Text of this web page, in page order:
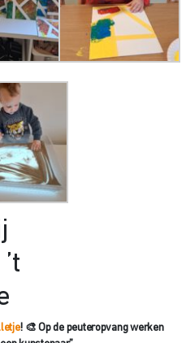
! 🎨 Op de peuteropvang werken